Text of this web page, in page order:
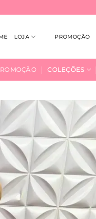
LOJA PROMOÇÃO
COLEÇÕES
Adicionar
à Lista